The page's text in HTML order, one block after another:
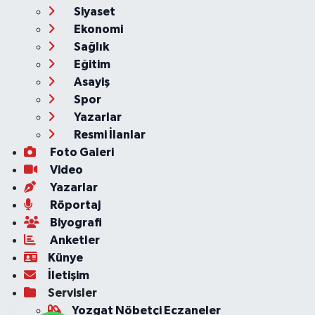
Siyaset
Ekonomi
Sağlık
Eğitim
Asayiş
Spor
Yazarlar
Resmi İlanlar
Foto Galeri
Video
Yazarlar
Röportaj
Biyografi
Anketler
Künye
İletişim
Servisler
Yozgat Nöbetçi Eczaneler